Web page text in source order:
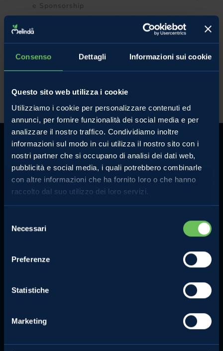
Consenso Dettagli Informazioni sui cookie
Questo sito web utilizza i cookie
Utilizziamo i cookie per personalizzare contenuti ed
annunci, per fornire funzionalità dei social media e per
analizzare il nostro traffico. Condividiamo inoltre
informazioni sul modo in cui utilizza il nostro sito con i
nostri partner che si occupano di analisi dei dati web,
pubblicità e social media, i quali potrebbero combinarle
con altre informazioni che ha fornito loro o che hanno
raccolto dal suo utilizzo dei loro servizi.
delNecessari
Preferenze
Statistiche
Marketing
e Sponsorship
Le Valli del Noce sono un luogo unico, ricco di prodotti unici e
paesaggi mozzafiato, ma anche di veri campioni, nati e cresciuti
22 Agosto 2023
Contatti
Cookie Policy
Certificazioni
agevolati
sui concorsi